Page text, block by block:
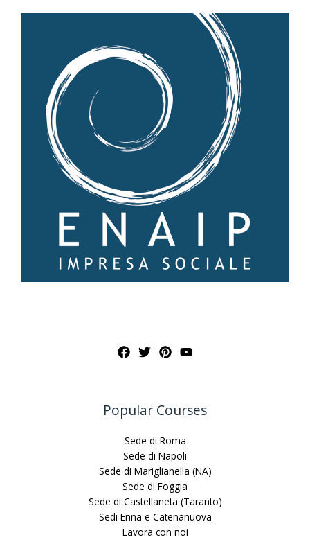
Popular Courses
Sede di Roma
Sede di Napoli
Sede di Mariglianella (NA)
Sede di Foggia
Sede di Castellaneta (Taranto)
Sedi Enna e Catenanuova
Lavora con noi